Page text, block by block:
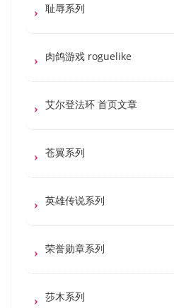
耻辱系列
肉鸽游戏 roguelike
艾尔登法环 首页文章
苍翼系列
英雄传说系列
荣誉勋章系列
莎木系列